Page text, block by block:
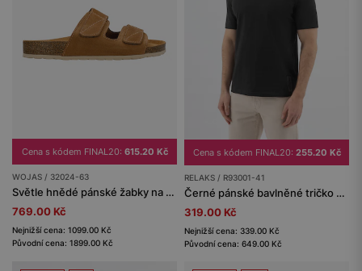
Cena s kódem FINAL20: 615.20 Kč
WOJAS / 32024-63
Světle hnědé pánské žabky na korkové podešvi se suchými zipy
769.00 Kč
Nejnižší cena: 1099.00 Kč
Původní cena: 1899.00 Kč
Cena s kódem FINAL20: 255.20 Kč
RELAKS / R93001-41
Černé pánské bavlněné tričko RELAKS
319.00 Kč
Nejnižší cena: 339.00 Kč
Původní cena: 649.00 Kč